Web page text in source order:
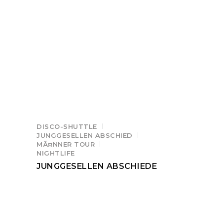
DISCO-SHUTTLE
JUNGGESELLEN ABSCHIED
MÃ¤NNER TOUR
NIGHTLIFE
JUNGGESELLEN ABSCHIEDE